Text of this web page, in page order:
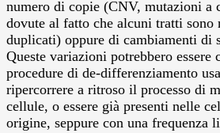
numero di copie (CNV, mutazioni a
dovute al fatto che alcuni tratti sono
duplicati) oppure di cambiamenti di
Queste variazioni potrebbero essere
procedure di de-differenziamento
ripercorrere a ritroso il processo di
cellule, o essere già presenti nelle
origine, seppure con una frequenza